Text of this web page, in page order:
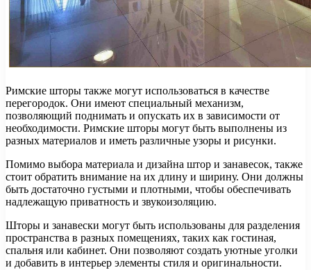
Римские шторы также могут использоваться в качестве
перегородок. Они имеют специальный механизм,
позволяющий поднимать и опускать их в зависимости от
необходимости. Римские шторы могут быть выполнены из
разных материалов и иметь различные узоры и рисунки.
Помимо выбора материала и дизайна штор и занавесок, также
стоит обратить внимание на их длину и ширину. Они должны
быть достаточно густыми и плотными, чтобы обеспечивать
надлежащую приватность и звукоизоляцию.
Шторы и занавески могут быть использованы для разделения
пространства в разных помещениях, таких как гостиная,
спальня или кабинет. Они позволяют создать уютные уголки
и добавить в интерьер элементы стиля и оригинальности.